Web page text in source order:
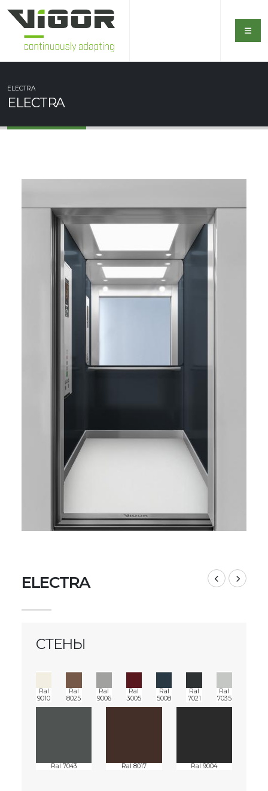
ELECTRA
ELECTRA
ELECTRA
СТЕНЫ
Ral
9010
Ral
8025
Ral
9006
Ral
3005
Ral
5008
Ral
7021
Ral
7035
Ral 7043 Ral 8017 Ral 9004